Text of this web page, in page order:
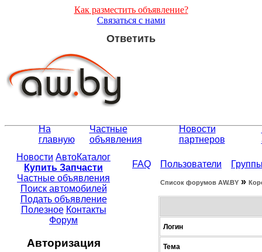
Как разместить объявление?
Связаться с нами
Ответить
На
главную
Частные
объявления
Новости
партнеров
Новости АвтоКаталог
Купить Запчасти
Частные объявления
Поиск автомобилей
Подать объявление
Полезное Контакты
Форум
Авторизация
FAQ Пользователи
Список форумов АW.BY »
Логин
Тема